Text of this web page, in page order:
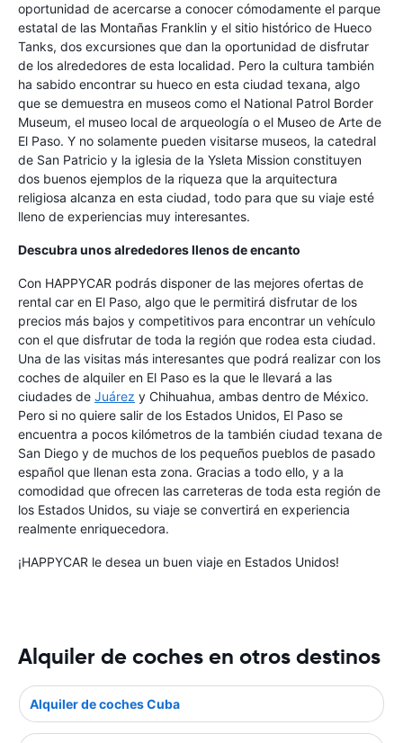
oportunidad de acercarse a conocer cómodamente el parque
estatal de las Montañas Franklin y el sitio histórico de Hueco
Tanks, dos excursiones que dan la oportunidad de disfrutar
de los alrededores de esta localidad. Pero la cultura también
ha sabido encontrar su hueco en esta ciudad texana, algo
que se demuestra en museos como el National Patrol Border
Museum, el museo local de arqueología o el Museo de Arte de
El Paso. Y no solamente pueden visitarse museos, la catedral
de San Patricio y la iglesia de la Ysleta Mission constituyen
dos buenos ejemplos de la riqueza que la arquitectura
religiosa alcanza en esta ciudad, todo para que su viaje esté
lleno de experiencias muy interesantes.
Descubra unos alrededores llenos de encanto
Con HAPPYCAR podrás disponer de las mejores ofertas de
rental car en El Paso, algo que le permitirá disfrutar de los
precios más bajos y competitivos para encontrar un vehículo
con el que disfrutar de toda la región que rodea esta ciudad.
Una de las visitas más interesantes que podrá realizar con los
coches de alquiler en El Paso es la que le llevará a las
ciudades de Juárez y Chihuahua, ambas dentro de México.
Pero si no quiere salir de los Estados Unidos, El Paso se
encuentra a pocos kilómetros de la también ciudad texana de
San Diego y de muchos de los pequeños pueblos de pasado
español que llenan esta zona. Gracias a todo ello, y a la
comodidad que ofrecen las carreteras de toda esta región de
los Estados Unidos, su viaje se convertirá en experiencia
realmente enriquecedora.
¡HAPPYCAR le desea un buen viaje en Estados Unidos!
Alquiler de coches en otros destinos
Alquiler de coches Cuba